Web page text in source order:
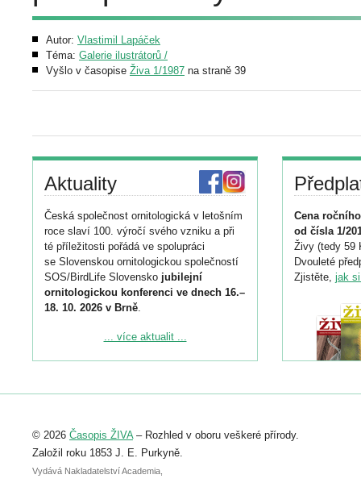
Autor: Vlastimil Lapáček
Téma: Galerie ilustrátorů /
Vyšlo v časopise Živa 1/1987 na straně 39
Aktuality
Česká společnost ornitologická v letošním
roce slaví 100. výročí svého vzniku a při
té příležitosti pořádá ve spolupráci
se Slovenskou ornitologickou společností
SOS/BirdLife Slovensko jubilejní
ornitologickou konferenci ve dnech 16.–
18. 10. 2026 v Brně.
Podrobnější informace ke konferenci
Registrovat se můžete do 6. září.
abstraktu přihlášené přednášky nebo
posteru je už 30. června.
... více aktualit ...
Cena
od čísla 1/
Živy (tedy 59
Dvouleté
Zjistěte, jak
© 2026 Časopis ŽIVA– Rozhled v oboru veškeré přírody.
Založil roku 1853 J. E. Purkyně.
Vydává Nakladatelství Academia,